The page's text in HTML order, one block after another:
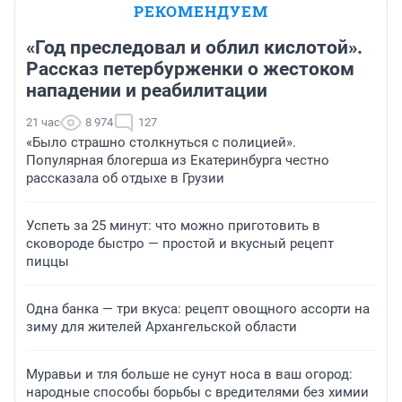
РЕКОМЕНДУЕМ
«Год преследовал и облил кислотой».
Рассказ петербурженки о жестоком
нападении и реабилитации
21 час 8 974 127
«Было страшно столкнуться с полицией».
Популярная блогерша из Екатеринбурга честно
рассказала об отдыхе в Грузии
Успеть за 25 минут: что можно приготовить в
сковороде быстро — простой и вкусный рецепт
пиццы
Одна банка — три вкуса: рецепт овощного ассорти на
зиму для жителей Архангельской области
Муравьи и тля больше не сунут носа в ваш огород:
народные способы борьбы с вредителями без химии